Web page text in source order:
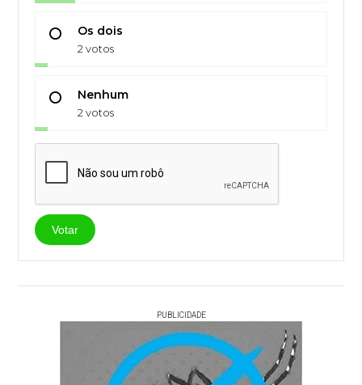
Os dois
2 votos
Nenhum
2 votos
Votar
PUBLICIDADE